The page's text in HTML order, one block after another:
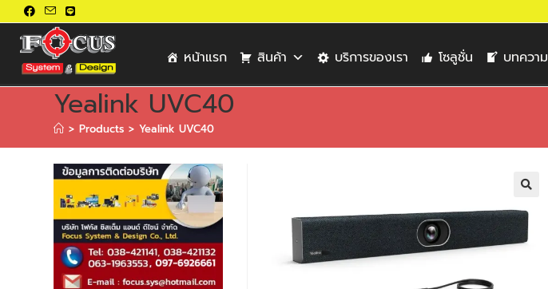
หน้าแรก สินค้า บริการของเรา โซลูชั่น บทความ
Yealink UVC40
> Products > Yealink UVC40
🔍